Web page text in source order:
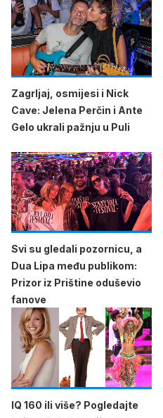
Zagrljaj, osmijesi i Nick
Cave: Jelena Perčin i Ante
Gelo ukrali pažnju u Puli
Svi su gledali pozornicu, a
Dua Lipa među publikom:
Prizor iz Prištine oduševio
fanove
IQ 160 ili više? Pogledajte